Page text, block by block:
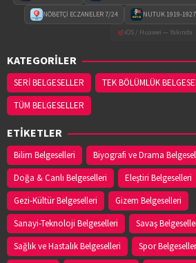
NÖBETÇİ ECZANELER 7/24 NUTUK 1919-1927
iOS / Huawei — Yakında
KATEGORİLER
SERİ BELGESELLER
TEK BÖLÜMLÜK
TÜM BELGESELLER
ETİKETLER
Bilim Belgeselleri Biyografi ve Drama
Doğa & Canlı Belgeselleri
Eleştiri Belgeselleri
Gezi-Kültür Belgeselleri
Gizem Belgeselleri
Sanayi-Teknoloji Belgeselleri
Savaş
Sağlık ve Hastalık Belgeselleri
Spor